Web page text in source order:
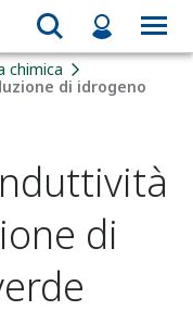
chimica
di idrogeno
di